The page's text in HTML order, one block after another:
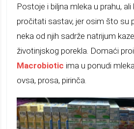
Postoje i biljna mleka u prahu,
pročitati sastav, jer osim što su
neka od njih sadrže natrijum
životinjskog porekla. Domaći
Macrobiotic ima u ponudi
ovsa, prosa, pirinča.